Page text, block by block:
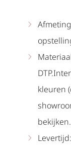
kleuren
bekijken.